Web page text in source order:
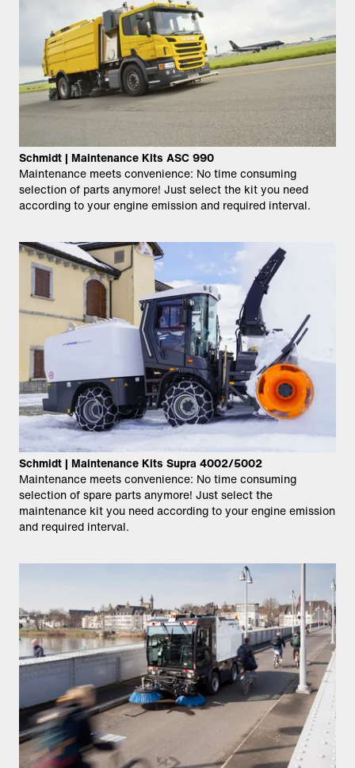
Schmidt | Maintenance Kits ASC 990
Maintenance meets convenience: No time consuming
selection of parts anymore! Just select the kit you need
according to your engine emission and required interval.
Schmidt | Maintenance Kits Supra 4002/5002
Maintenance meets convenience: No time consuming
selection of spare parts anymore! Just select the
maintenance kit you need according to your engine emission
and required interval.